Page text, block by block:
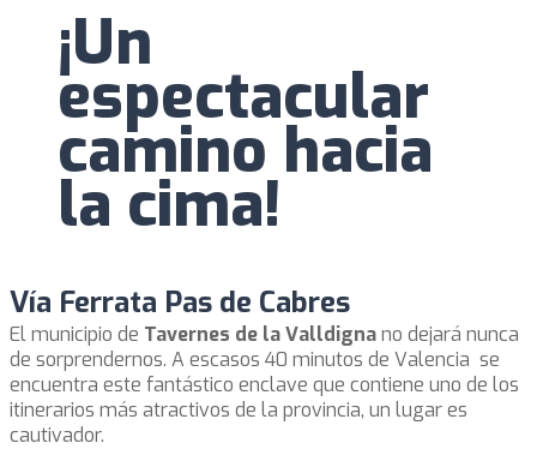
¡Un
espectacular
camino hacia
la cima!
Vía Ferrata Pas de Cabres
El municipio de Tavernes de la Valldignano dejará nunca
de sorprendernos. A escasos 40 minutos de Valencia se
encuentra este fantástico enclave que contiene uno de los
itinerarios más atractivos de la provincia, un lugar es
cautivador.